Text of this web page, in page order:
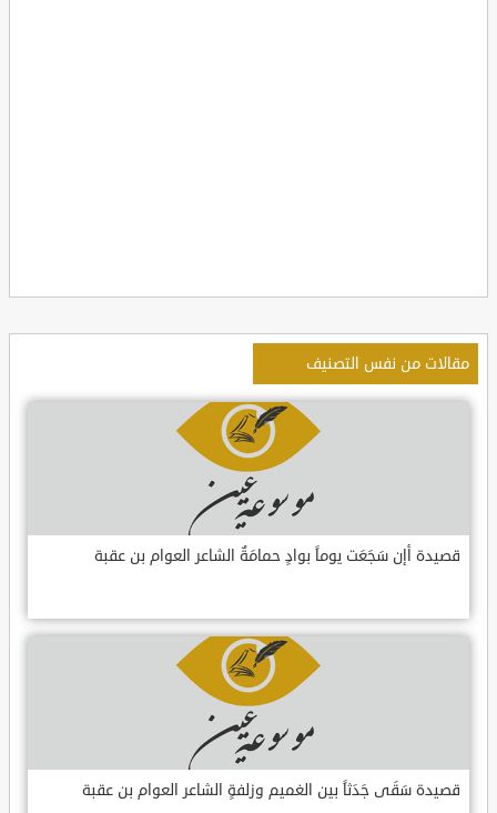
مقالات من نفس التصنيف
قصيدة أإن سَجَعَت يوماً بوادٍ حمامَةٌ الشاعر العوام بن عقبة
قصيدة سَقَى جَدَثاً بين الغميم وزلفةٍ الشاعر العوام بن عقبة